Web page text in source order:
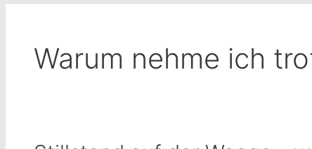
Warum nehme ich